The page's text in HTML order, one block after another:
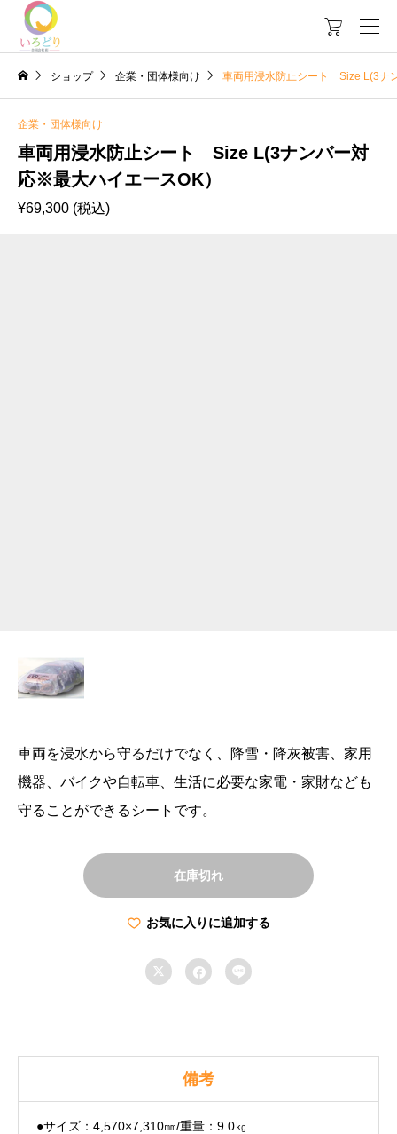

ショップ 企業・団体様向け 車両用浸水防止シート Size L(3ナ
企業・団体様向け
車両用浸水防止シート Size L(3ナンバー対
応※最大ハイエースOK）
¥69,300 (税込)
車両を浸水から守るだけでなく、降雪・降灰被害、家用
機器、バイクや自転車、生活に必要な家電・家財なども
守ることができるシートです。
在庫切れ
お気に入りに追加する
  
備考
●サイズ：4,570×7,310㎜/重量：9.0㎏